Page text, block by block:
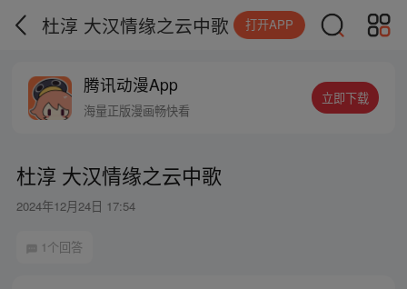
杜淳 大汉情缘之云中歌 打开APP
腾讯动漫App
海量正版漫画畅快看
立即下载
杜淳 大汉情缘之云中歌
2024年12月24日 17:54
1个回答